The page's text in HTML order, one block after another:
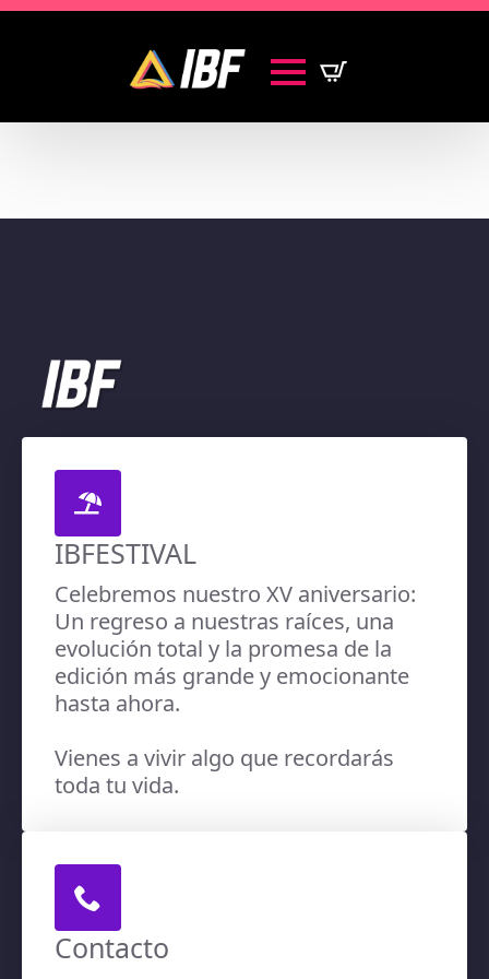
IBFESTIVAL
Celebremos nuestro XV aniversario:
Un regreso a nuestras raíces, una
evolución total y la promesa de la
edición más grande y emocionante
hasta ahora.
Vienes a vivir algo que recordarás
toda tu vida.
Contacto